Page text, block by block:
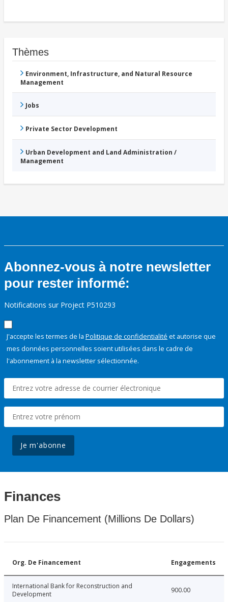
Thèmes
Environment, Infrastructure, and Natural Resource
Management
Jobs
Private Sector Development
Urban Development and Land Administration /
Management
Abonnez-vous à notre newsletter
pour rester informé:
Notifications sur Project P510293
J'accepte les termes de la Politique de confidentialité et autorise que
mes données personnelles soient utilisées dans le cadre de
l'abonnement à la newsletter sélectionnée.
Je m'abonne
Finances
Plan De Financement (Millions De Dollars)
Org. De Financement Engagements
International Bank for Reconstruction and
Development
900.00